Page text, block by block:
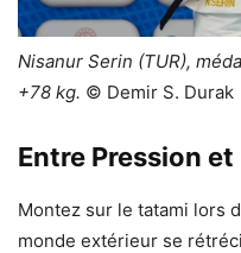
Nisanur Serin (TUR),
+78 kg. © Demir S. Durak
Entre Pression
Montez sur le tatami lors
monde extérieur se